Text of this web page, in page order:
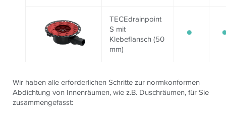
TECEdrainpoint
S mit
Klebeflansch (50
mm)
Wir haben alle erforderlichen Schritte zur normkonformen
Abdichtung von Innenräumen, wie z.B. Duschräumen, für Sie
zusammengefasst: